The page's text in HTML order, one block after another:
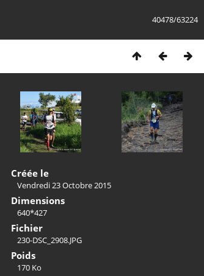
40478/63224
Créée le
Vendredi 23 Octobre 2015
Dimensions
640*427
Fichier
230-DSC_2908.JPG
Poids
170 Ko